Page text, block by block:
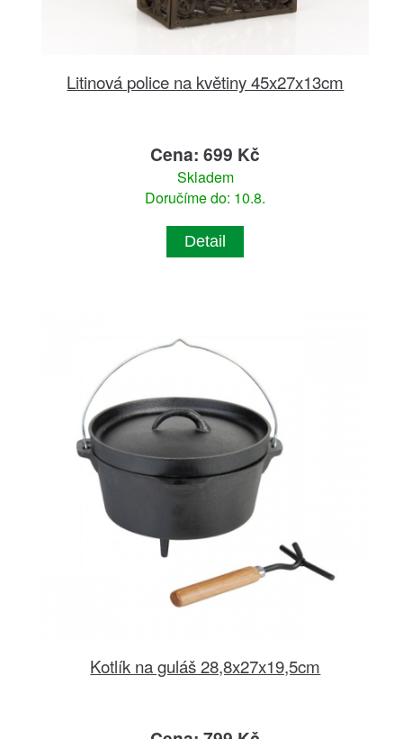
Litinová police na květiny 45x27x13cm
Cena: 699 Kč
Skladem
Doručíme do: 10.8.
Detail
Kotlík na guláš 28,8x27x19,5cm